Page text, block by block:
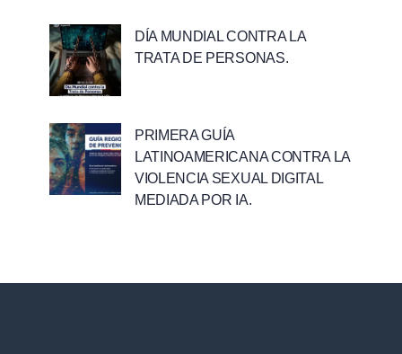
DÍA MUNDIAL CONTRA LA
TRATA DE PERSONAS.
PRIMERA GUÍA
LATINOAMERICANA CONTRA LA
VIOLENCIA SEXUAL DIGITAL
MEDIADA POR IA.